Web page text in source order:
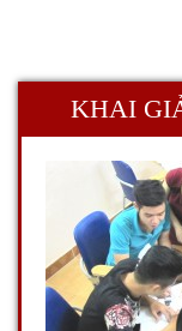
KHAI